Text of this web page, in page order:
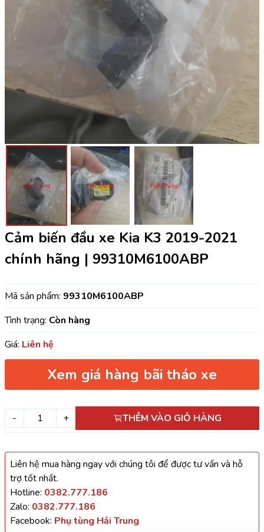
Cảm biến đầu xe Kia K3 2019-2021
chính hãng | 99310M6100ABP
Mã sản phẩm: 99310M6100ABP
Tình trạng: Còn hàng
Giá: Liên hệ
Xem giá hàng bãi tháo xe
- + THÊM VÀO GIỎ HÀNG
Liên hệ mua hàng ngay với chúng tôi để được tư vấn và hỗ
trợ tốt nhất.
Hotline: 0382.777.186
Zalo: 0382.777.186
Facebook: Phụ tùng Hải Trung